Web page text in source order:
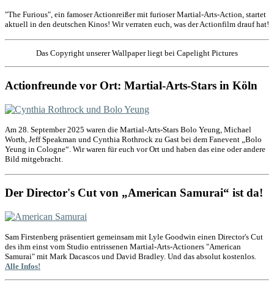
"The Furious", ein famoser Actionreißer mit furioser Martial-Arts-Action, startet
aktuell in den deutschen Kinos! Wir verraten euch, was der Actionfilm drauf hat!
Das Copyright unserer Wallpaper liegt bei Capelight Pictures
Actionfreunde vor Ort: Martial-Arts-Stars in Köln
Am 28. September 2025 waren die Martial-Arts-Stars Bolo Yeung, Michael
Worth, Jeff Speakman und Cynthia Rothrock zu Gast bei dem Fanevent „Bolo
Yeung in Cologne“. Wir waren für euch vor Ort und haben das eine oder andere
Bild mitgebracht.
Der Director's Cut von „American Samurai“ ist da!
Sam Firstenberg präsentiert gemeinsam mit Lyle Goodwin einen Director's Cut
des ihm einst vom Studio entrissenen Martial-Arts-Actioners "American
Samurai" mit Mark Dacascos und David Bradley. Und das absolut kostenlos.
Alle Infos!